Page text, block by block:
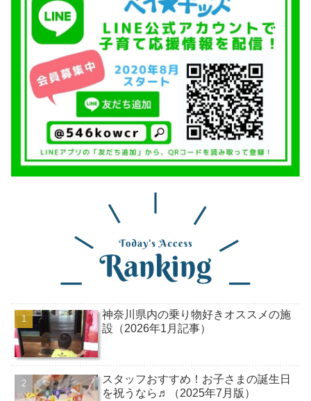
神奈川県内の乗り物好きオススメの施
設（2026年1月記事）
スタッフおすすめ！お子さまの誕生日
を祝うなら♬（2025年7月版）